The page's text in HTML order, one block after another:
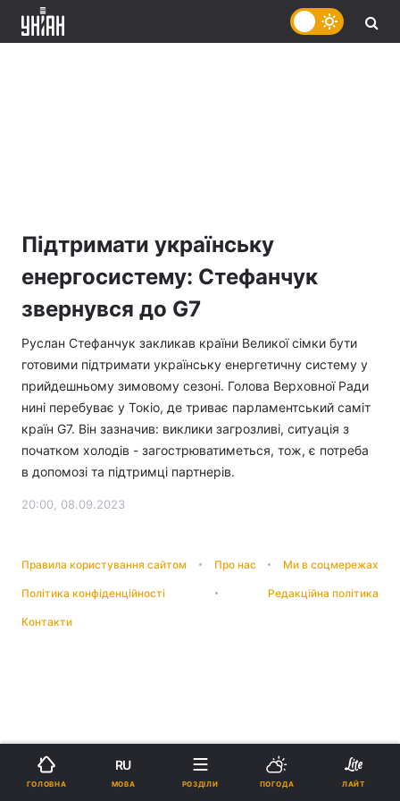
Підтримати українську
енергосистему: Стефанчук
звернувся до G7
Руслан Стефанчук закликав країни Великої сімки бути
готовими підтримати українську енергетичну систему у
прийдешньому зимовому сезоні. Голова Верховної Ради
нині перебуває у Токіо, де триває парламентський саміт
країн G7. Він зазначив: виклики загрозливі, ситуація з
початком холодів - загострюватиметься, тож, є потреба
в допомозі та підтримці партнерів.
20:00, 08.09.2023
Правила користування сайтом Про нас Ми в соцмережах
Політика конфіденційності Редакційна політика
Контакти
ГОЛОВНА
RU
МОВА РОЗДІЛИ ПОГОДА ЛАЙТ